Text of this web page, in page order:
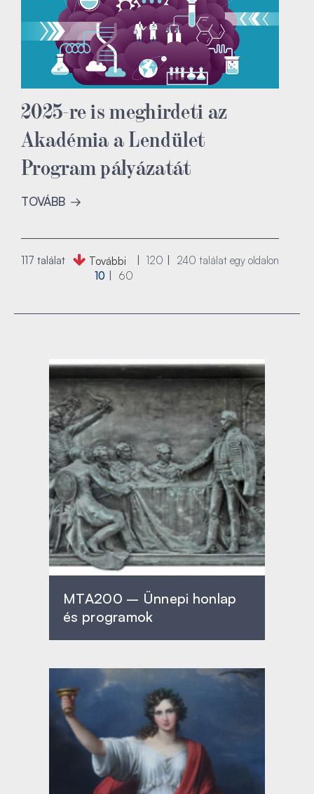
2025-re is meghirdeti az
Akadémia a Lendület
Program pályázatát
TOVÁBB
117 találat További 240 találat egy oldalon
120
60
10
MTA200 – Ünnepi honlap
és programok